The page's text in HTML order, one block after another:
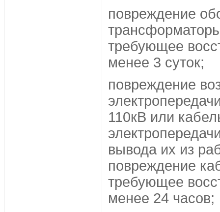
повреждение
требующее
менее 3 суток;
повреждение
110кВ или
вывода их из
повреждение
требующее
менее 24 часов;